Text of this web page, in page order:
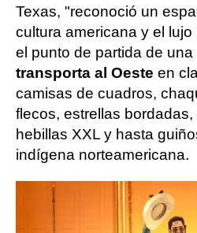
Texas, "reconoció un
cultura americana y el
el punto de partida de una
transporta al Oeste en
camisas de cuadros,
flecos, estrellas
hebillas XXL y hasta
indígena norteamericana.